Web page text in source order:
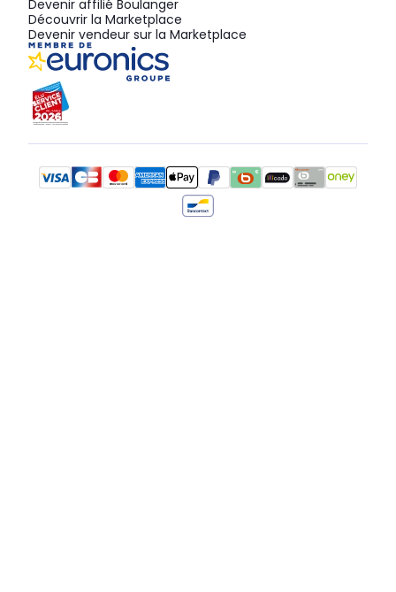
Devenir affilié Boulanger
Découvrir la Marketplace
Devenir vendeur sur la Marketplace